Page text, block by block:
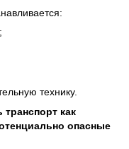
технику.
транспорт как
опасные